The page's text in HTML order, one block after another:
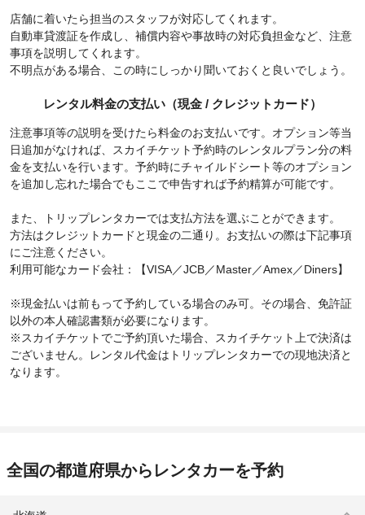
店舗に着いたら担当のスタッフが対応してくれます。
自動車貸渡証を作成し、補償内容や事故時の対応負担金など、注意
事項を説明してくれます。
不明点がある場合、この時にしっかり聞いておくと良いでしょう。
レンタル料金の支払い（現金 / クレジットカード）
注意事項等の説明を受けたら料金のお支払いです。オプション等当
日追加がなければ、スカイチケット予約時のレンタルプラン分の料
金を支払いを行います。予約時にチャイルドシート等のオプション
を追加し忘れた場合でもここで申告すれば予約精算が可能です。
また、トリップレンタカーでは支払方法を選ぶことができます。
方法はクレジットカードと現金の二通り。お支払いの際は下記事項
にご注意ください。
利用可能なカード会社：【VISA／JCB／Master／Amex／Diners】
※現金払いは前もって予約している場合のみ可。その場合、免許証
以外の本人確認書類が必要になります。
※スカイチケットでご予約頂いた場合、スカイチケット上で決済は
ございません。レンタル代金はトリップレンタカーでの現地決済と
なります。
全国の都道府県からレンタカーを予約